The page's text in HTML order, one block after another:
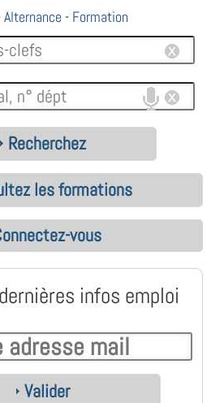
Alternance - Formation
Recherchez
les formations
vous
infos emploi
Valider